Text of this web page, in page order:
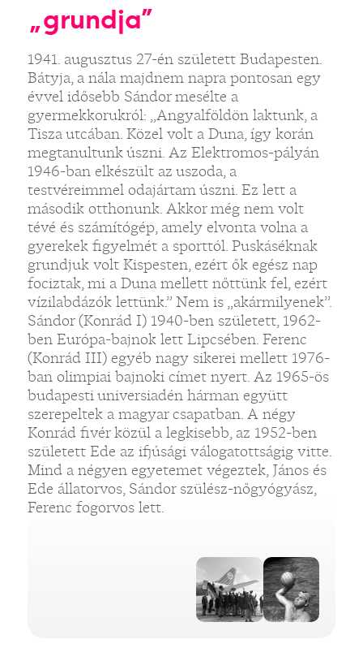
„grundja”
1941. augusztus 27-én született Budapesten.
Bátyja, a nála majdnem napra pontosan egy
évvel idősebb Sándor mesélte a
gyermekkorukról: „Angyalföldön laktunk, a
Tisza utcában. Közel volt a Duna, így korán
megtanultunk úszni. Az Elektromos-pályán
1946-ban elkészült az uszoda, a
testvéreimmel odajártam úszni. Ez lett a
második otthonunk. Akkor még nem volt
tévé és számítógép, amely elvonta volna a
gyerekek figyelmét a sporttól. Puskáséknak
grundjuk volt Kispesten, ezért ők egész nap
fociztak, mi a Duna mellett nőttünk fel, ezért
vízilabdázók lettünk.” Nem is „akármilyenek”.
Sándor (Konrád I) 1940-ben született, 1962-
ben Európa-bajnok lett Lipcsében. Ferenc
(Konrád III) egyéb nagy sikerei mellett 1976-
ban olimpiai bajnoki címet nyert. Az 1965-ös
budapesti universiadén hárman együtt
szerepeltek a magyar csapatban. A négy
Konrád fivér közül a legkisebb, az 1952-ben
született Ede az ifjúsági válogatottságig vitte.
Mind a négyen egyetemet végeztek, János és
Ede állatorvos, Sándor szülész-nőgyógyász,
Ferenc fogorvos lett.